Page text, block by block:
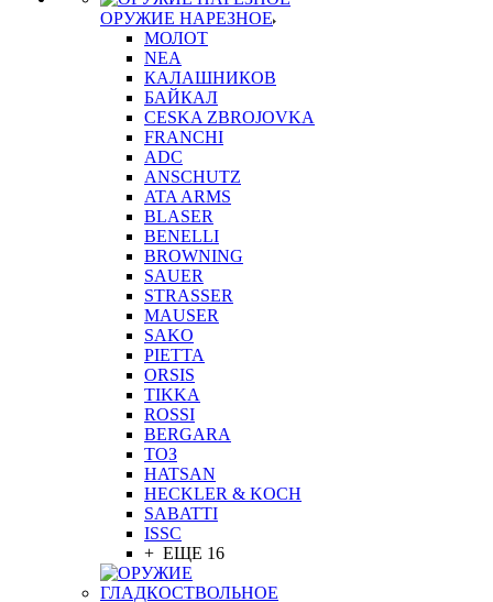
ОРУЖИЕ НАРЕЗНОЕ
МОЛОТ
NEA
КАЛАШНИКОВ
БАЙКАЛ
CESKA ZBROJOVKA
FRANCHI
ADC
ANSCHUTZ
ATA ARMS
BLASER
BENELLI
BROWNING
SAUER
STRASSER
MAUSER
SAKO
PIETTA
ORSIS
TIKKA
ROSSI
BERGARA
ТОЗ
HATSAN
HECKLER & KOCH
SABATTI
ISSC
+ ЕЩЕ 16